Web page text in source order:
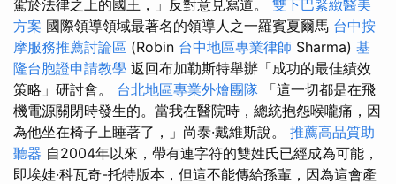
駕於法律之上的國王，」反對意見寫道。 雙下巴緊緻醫美
方案 國際領導領域最著名的領導人之一羅賓夏爾馬 台中按
摩服務推薦討論區 (Robin 台中地區專業律師 Sharma) 基
隆台胞證申請教學 返回布加勒斯特舉辦「成功的最佳績效
策略」研討會。 台北地區專業外燴團隊
「這一切都是在飛
機電源關閉時發生的。當我在醫院時，總統抱怨喉嚨痛，因
為他坐在椅子上睡著了，」尚泰·戴維斯說。 推薦高品質助
聽器 自2004年以來，帶有連字符的雙姓氏已經成為可能，
即埃娃·科瓦奇-托特版本，但這不能傳給孫輩，因為這會產